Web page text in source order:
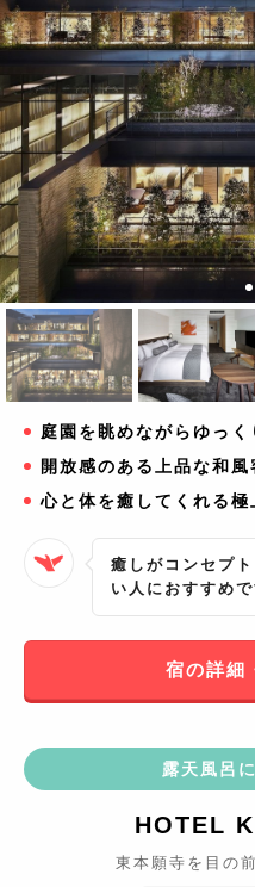
庭園を眺めながらゆっ
開放感のある上品な和風
心と体を癒してくれる極
癒しがコンセプ
い人におすすめで
宿の詳細
露天風呂
HOTEL
東本願寺を目の